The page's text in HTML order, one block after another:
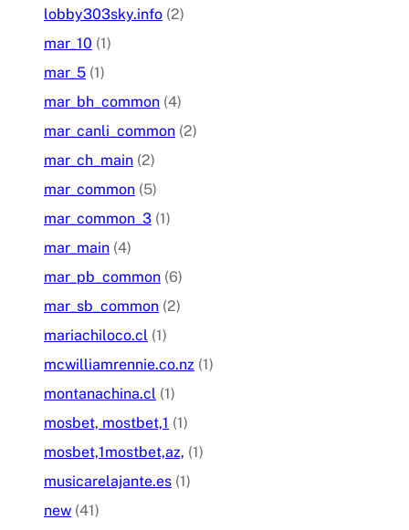
lobby303sky.info (2)
mar_10 (1)
mar_5 (1)
mar_bh_common (4)
mar_canli_common (2)
mar_ch_main (2)
mar_common (5)
mar_common_3 (1)
mar_main (4)
mar_pb_common (6)
mar_sb_common (2)
mariachiloco.cl (1)
mcwilliamrennie.co.nz (1)
montanachina.cl (1)
mosbet, mostbet,1 (1)
mosbet,1mostbet,az, (1)
musicarelajante.es (1)
new (41)